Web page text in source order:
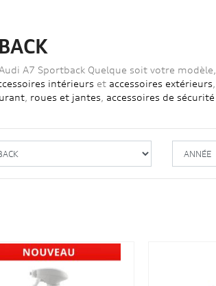
A7 Sportback Quelque soit votre
intérieurs et accessoires extérieurs
, roues et jantes accessoires de